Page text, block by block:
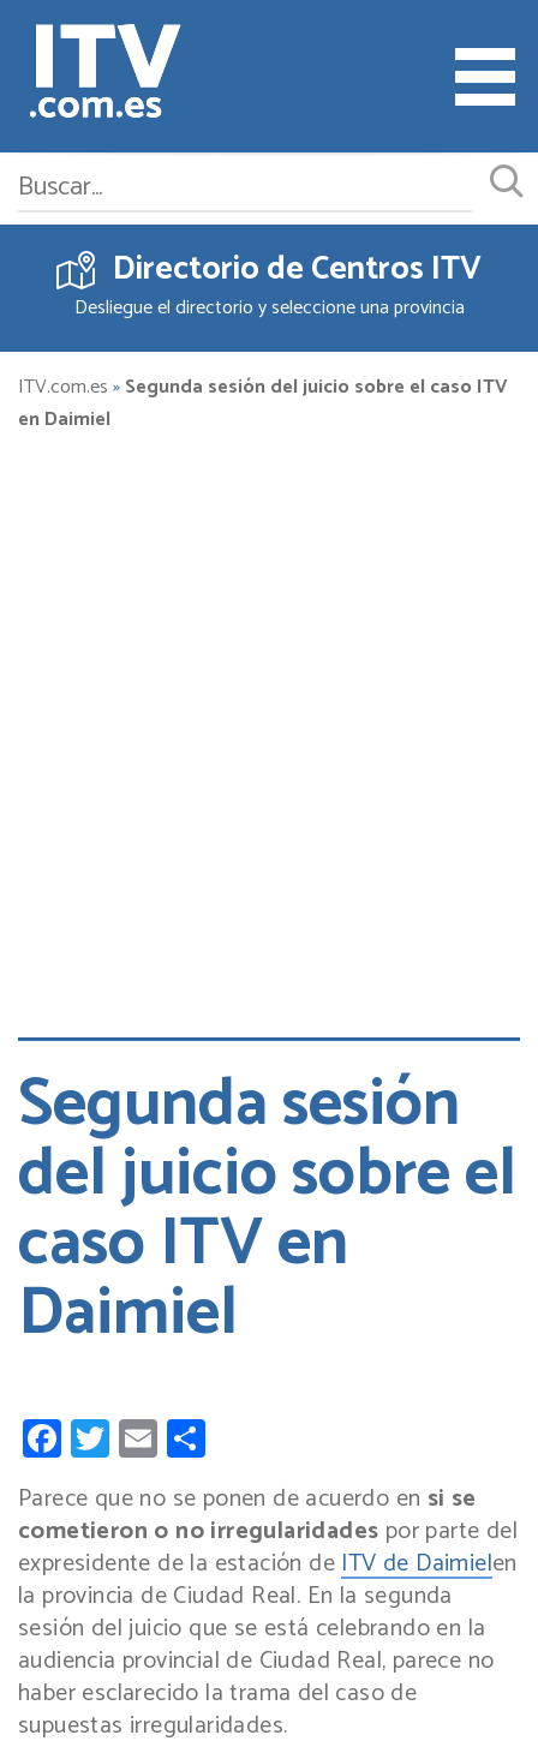
Cita ITV
Cambiar o Anular Cita
Empresas ITV
Directorio de Centros ITV
Desliegue el directorio y seleccione una provincia
ITV.com.es»Segunda sesión del juicio sobre el caso ITV
en Daimiel
Segunda sesión
del juicio sobre el
caso ITV en
Daimiel
Facebook
Twitter
Email
Parece que no se ponen de acuerdo en si se
cometieron o no irregularidades por parte del
expresidente de la estación de ITV de Daimielen
la provincia de Ciudad Real. En la segunda
sesión del juicio que se está celebrando en la
audiencia provincial de Ciudad Real, parece no
haber esclarecido la trama del caso de
supuestas irregularidades.